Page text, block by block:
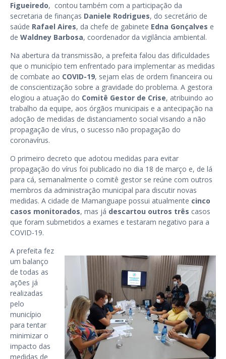
Figueiredo, contou também com a participação da
secretaria de finanças Daniele Rodrigues, do secretário de
saúde Rafael Aires, da chefe de gabinete Edna Gonçalves e
de Waldney Barbosa, coordenador da vigilância ambiental.
Na abertura da transmissão, a prefeita falou das dificuldades
que o município tem enfrentado para implementar as medidas
de combate ao COVID-19, sejam elas de ordem financeira ou
de conscientização sobre a gravidade do problema. A gestora
elogiou a atuação do Comitê Gestor de Crise, atribuindo ao
trabalho da equipe, aos órgãos municipais e a antecipação na
adoção de medidas de distanciamento social visando a não
propagação de vírus, o sucesso não propagação do
coronavírus.
O primeiro decreto que adotou medidas para evitar
propagação do vírus foi publicado no dia 18 de março e, de lá
para cá, semanalmente o comitê gestor se reúne com outros
membros da administração municipal para discutir novas
medidas. A cidade de Mamanguape possui atualmente cinco
casos monitorados, mas já descartou outros três casos
que foram submetidos a exames e testaram negativo para a
COVID-19.
A prefeita fez
um balanço
de todas as
ações já
realizadas
pelo
município
para tentar
minimizar o
impacto das
medidas de